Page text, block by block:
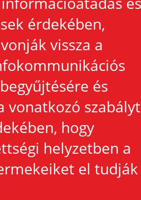
érdekében,
vissza a
és
vonatkozó szabályt
hogy
helyzetben a
el tudják